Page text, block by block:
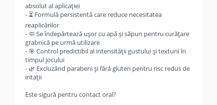
absolut al aplicației
- ⏳ Formulă persistentă care reduce necesitatea
reaplicărilor
- 🧼 Se îndepărtează ușor cu apă și săpun pentru curățare
grabnică pe urmă utilizare
- 🎯 Control predictibil al intensității gustului și texturii în
timpul jocului
- 🌿 Excluzând parabeni și fără gluten pentru risc redus de
iritații
Este sigură pentru contact oral?